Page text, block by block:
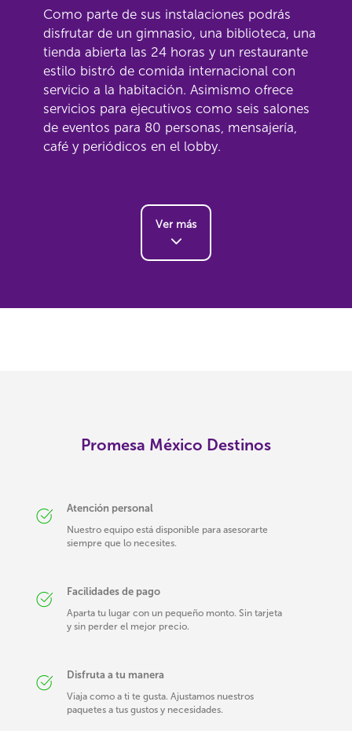
Como parte de sus instalaciones podrás
disfrutar de un gimnasio, una biblioteca, una
tienda abierta las 24 horas y un restaurante
estilo bistró de comida internacional con
servicio a la habitación. Asimismo ofrece
servicios para ejecutivos como seis salones
de eventos para 80 personas, mensajería,
café y periódicos en el lobby.
Ver más
Promesa México Destinos
Atención personal
Nuestro equipo está disponible para asesorarte
siempre que lo necesites.
Facilidades de pago
Aparta tu lugar con un pequeño monto. Sin tarjeta
y sin perder el mejor precio.
Disfruta a tu manera
Viaja como a ti te gusta. Ajustamos nuestros
paquetes a tus gustos y necesidades.